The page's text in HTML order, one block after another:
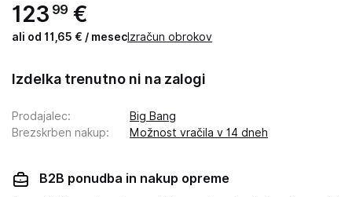
123 99 €
ali od 11,65 € / mesec Izračun obrokov
Izdelka trenutno ni na zalogi
Prodajalec:
Big Bang
Brezskrben nakup: Možnost vračila v 14 dneh
B2B ponudba in nakup opreme